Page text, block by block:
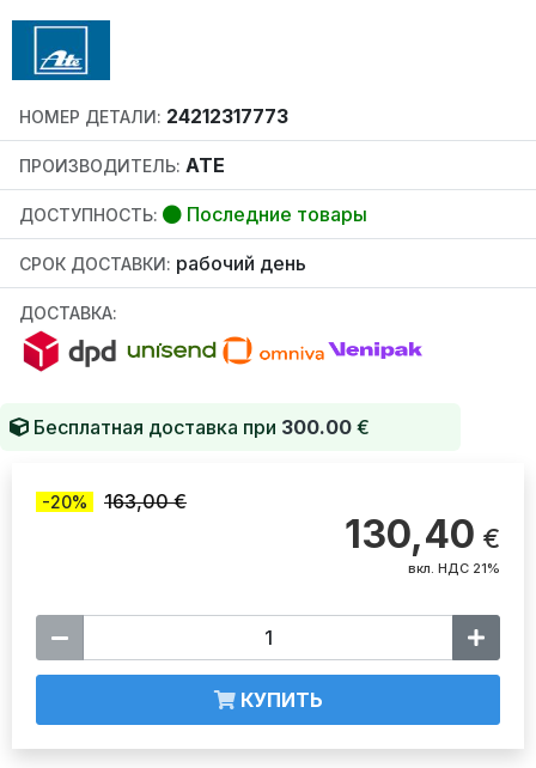
НОМЕР ДЕТАЛИ: 24212317773
ПРОИЗВОДИТЕЛЬ: ATE
ДОСТУПНОСТЬ: Последние товары
СРОК ДОСТАВКИ: рабочий день
ДОСТАВКА:
Бесплатная доставка при 300.00 €
-20% 163,00 €
130,40 €
вкл. НДС 21%
КУПИТЬ